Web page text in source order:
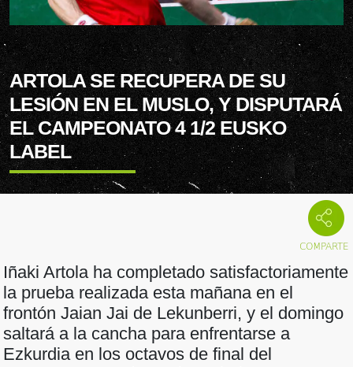
ARTOLA SE RECUPERA DE SU
LESIÓN EN EL MUSLO, Y DISPUTARÁ
EL CAMPEONATO 4 1/2 EUSKO
LABEL
Iñaki Artola ha completado satisfactoriamente
la prueba realizada esta mañana en el
frontón Jaian Jai de Lekunberri, y el domingo
saltará a la cancha para enfrentarse a
Ezkurdia en los octavos de final del